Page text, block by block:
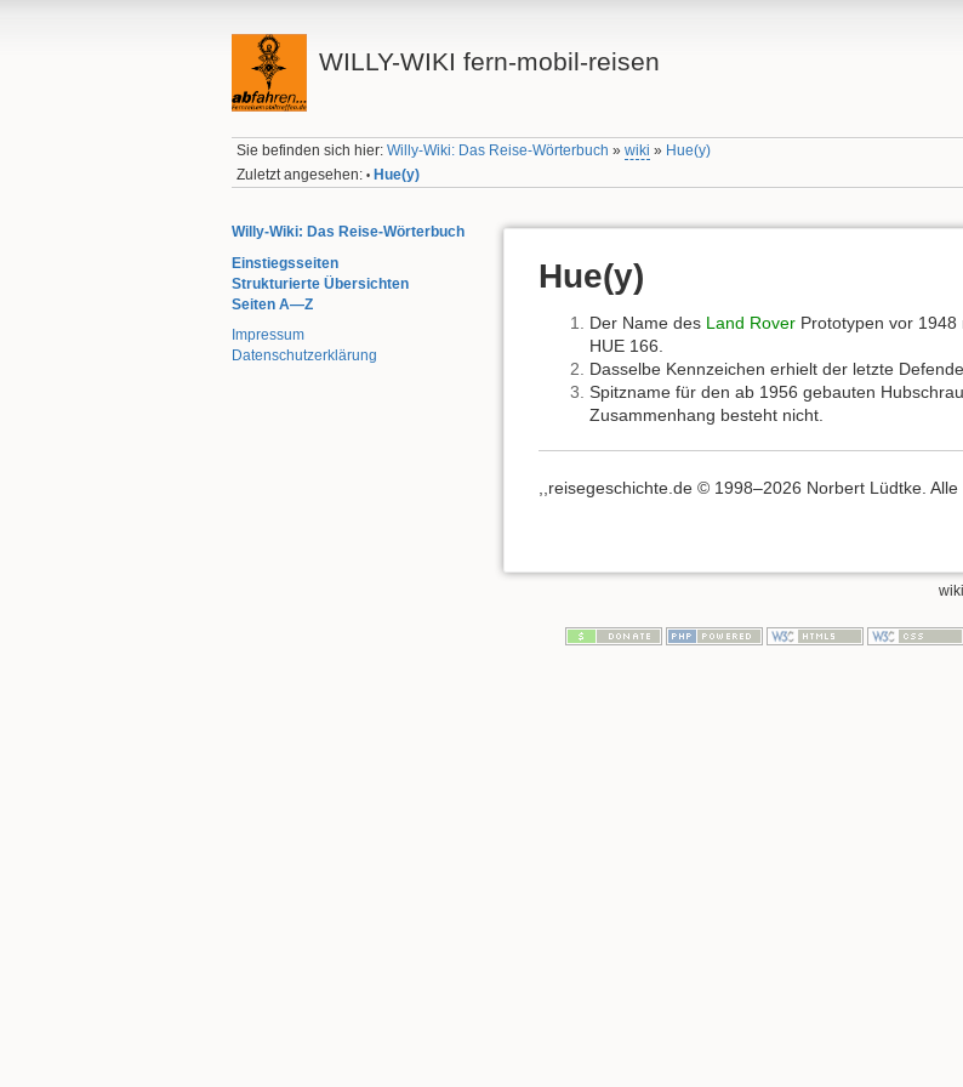
WILLY-WIKI fern-mobil-reisen
Sie befinden sich hier:Willy-Wiki: Das Reise-Wörterbuch »wiki » Hue(y)
Zuletzt angesehen: • Hue(y)
Willy-Wiki: Das Reise-Wörterbuch
Einstiegsseiten
Strukturierte Übersichten
Seiten A—Z
Impressum
Datenschutzerklärung
Hue(y)
Der Name des Land Rover Prototypen vor
HUE 166.
Dasselbe Kennzeichen erhielt der letzte
Spitzname für den ab 1956 gebauten
Zusammenhang besteht nicht.
,,reisegeschichte.de © 1998–2026 Norbert Lüdtke.